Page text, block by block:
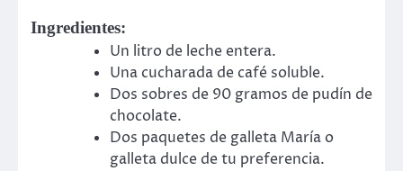
Ingredientes:
Un litro de leche entera.
Una cucharada de café soluble.
Dos sobres de 90 gramos de pudín de
chocolate.
Dos paquetes de galleta María o
galleta dulce de tu preferencia.